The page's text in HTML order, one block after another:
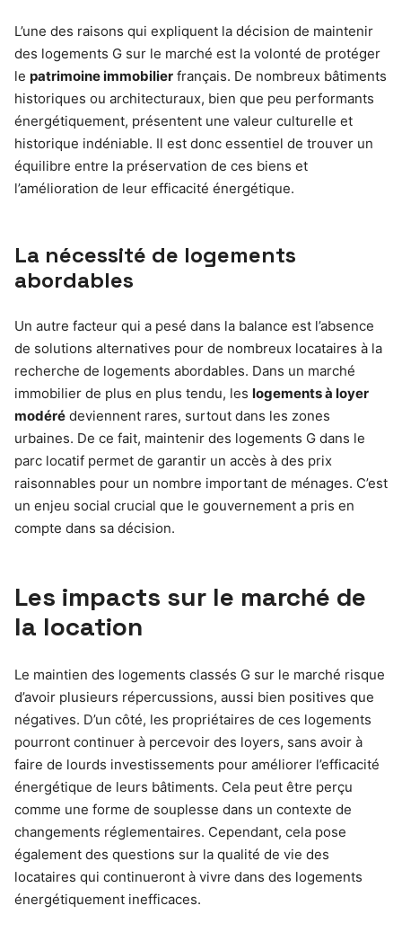
L’une des raisons qui expliquent la décision de maintenir
des logements G sur le marché est la volonté de protéger
le patrimoine immobilier français. De nombreux bâtiments
historiques ou architecturaux, bien que peu performants
énergétiquement, présentent une valeur culturelle et
historique indéniable. Il est donc essentiel de trouver un
équilibre entre la préservation de ces biens et
l’amélioration de leur efficacité énergétique.
La nécessité de logements
abordables
Un autre facteur qui a pesé dans la balance est l’absence
de solutions alternatives pour de nombreux locataires à la
recherche de logements abordables. Dans un marché
immobilier de plus en plus tendu, les logements à loyer
modéré deviennent rares, surtout dans les zones
urbaines. De ce fait, maintenir des logements G dans le
parc locatif permet de garantir un accès à des prix
raisonnables pour un nombre important de ménages. C’est
un enjeu social crucial que le gouvernement a pris en
compte dans sa décision.
Les impacts sur le marché de
la location
Le maintien des logements classés G sur le marché risque
d’avoir plusieurs répercussions, aussi bien positives que
négatives. D’un côté, les propriétaires de ces logements
pourront continuer à percevoir des loyers, sans avoir à
faire de lourds investissements pour améliorer l’efficacité
énergétique de leurs bâtiments. Cela peut être perçu
comme une forme de souplesse dans un contexte de
changements réglementaires. Cependant, cela pose
également des questions sur la qualité de vie des
locataires qui continueront à vivre dans des logements
énergétiquement inefficaces.